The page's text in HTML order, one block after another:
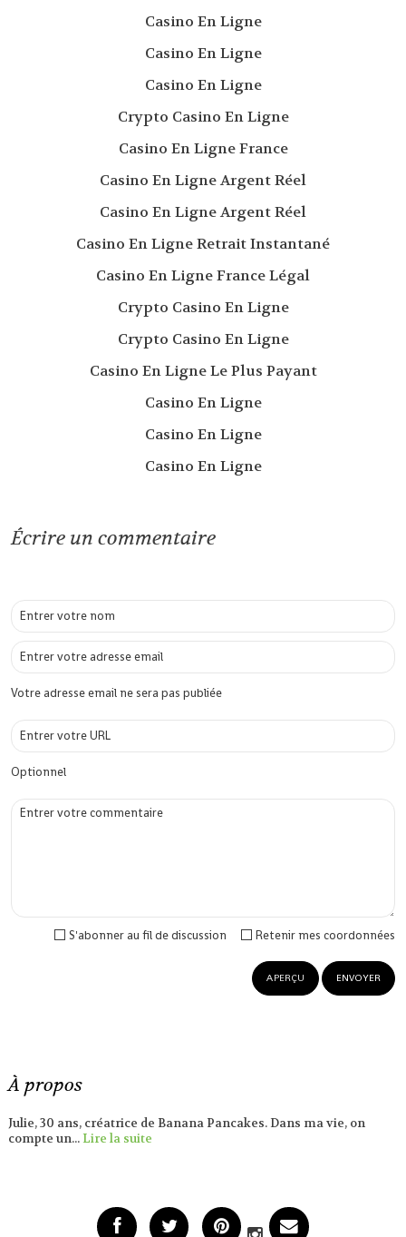
À propos
Julie, 30 ans, créatrice de Banana Pancakes. Dans ma vie, on
compte un...Lire la suite
Casino En Ligne
Casino En Ligne
Casino En Ligne
Crypto Casino En Ligne
Casino En Ligne France
Casino En Ligne Argent Réel
Casino En Ligne Argent Réel
Casino En Ligne Retrait Instantané
Casino En Ligne France Légal
Crypto Casino En Ligne
Crypto Casino En Ligne
Casino En Ligne Le Plus Payant
Casino En Ligne
Casino En Ligne
Casino En Ligne
Écrire un commentaire
Votre adresse email ne sera pas publiée
Optionnel
Retenir mes coordonnées
S'abonner au fil de discussion